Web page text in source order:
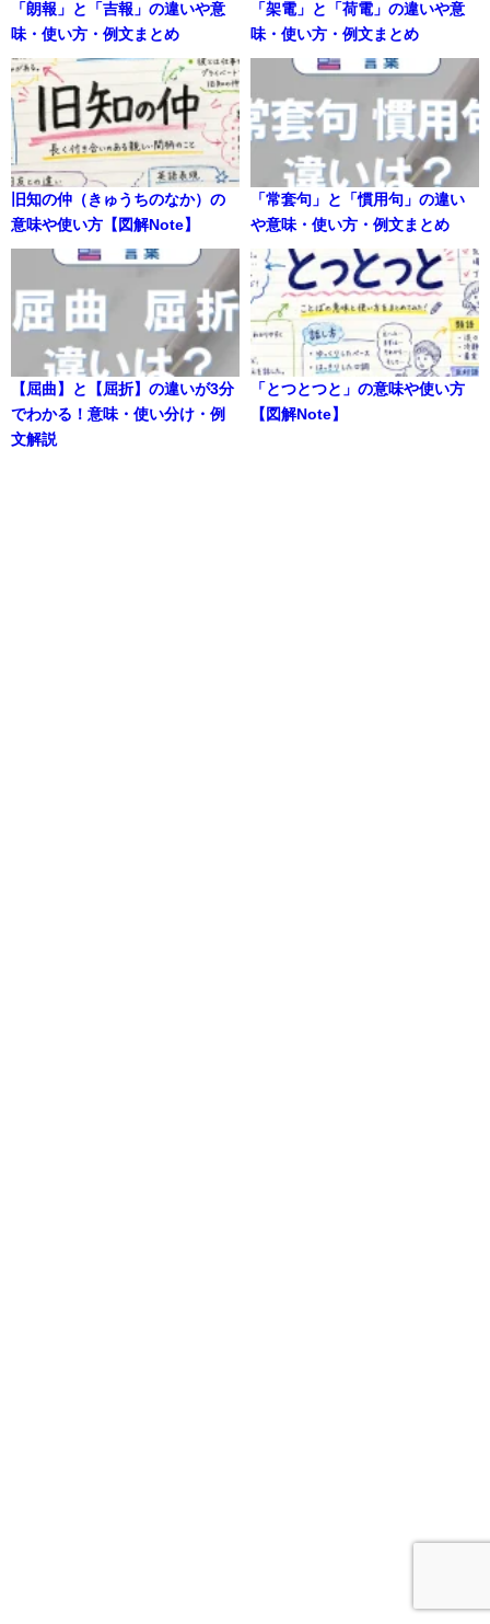
「朗報」と「吉報」の違いや意
味・使い方・例文まとめ
「架電」と「荷電」の違いや意
味・使い方・例文まとめ
旧知の仲（きゅうちのなか）の
意味や使い方【図解Note】
「常套句」と「慣用句」の違い
や意味・使い方・例文まとめ
【屈曲】と【屈折】の違いが3分
でわかる！意味・使い分け・例
文解説
「とつとつと」の意味や使い方
【図解Note】